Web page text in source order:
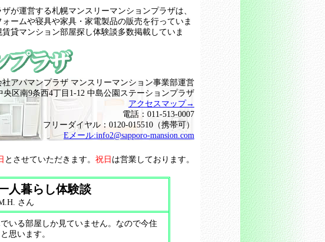
が運営する札幌マンスリーマンションプラザは、
ームや寝具や家具・家電製品の販売を行っていま
貸マンション部屋探し体験談多数掲載していま
社アパマンプラザ マンスリーマンション事業部運営
央区南9条西4丁目1-12 中島公園ステーションプラザ
アクセスマップ→
電話：011-513-0007
フリーダイヤル：0120-015510（携帯可）
Eメール:info2@sapporo-mansion.com
とさせていただきます。 祝日 は営業しております。
人暮らし体験談
さん
いる部屋しか見ていません。なので今住
思います。